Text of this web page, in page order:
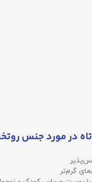
در مورد جنس
گرم‌تر